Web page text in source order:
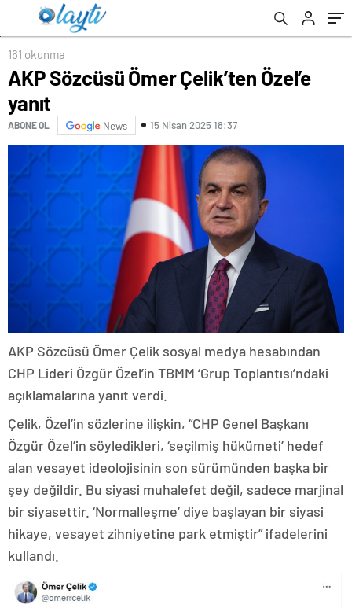
161 okunma
AKP Sözcüsü Ömer Çelik’ten Özel’e
yanıt
ABONE OL News 15 Nisan 2025 18:37
AKP Sözcüsü Ömer Çelik sosyal medya hesabından
CHP Lideri Özgür Özel’in TBMM ‘Grup Toplantısı’ndaki
açıklamalarına yanıt verdi.
Çelik, Özel’in sözlerine ilişkin, “CHP Genel Başkanı
Özgür Özel’in söyledikleri, ‘seçilmiş hükümeti’ hedef
alan vesayet ideolojisinin son sürümünden başka bir
şey değildir. Bu siyasi muhalefet değil, sadece marjinal
bir siyasettir. ‘Normalleşme’ diye başlayan bir siyasi
hikaye, vesayet zihniyetine park etmiştir” ifadelerini
kullandı.